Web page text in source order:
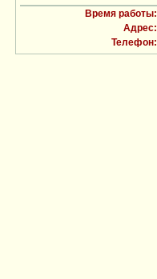
Время работы:
Адрес:
Телефон: